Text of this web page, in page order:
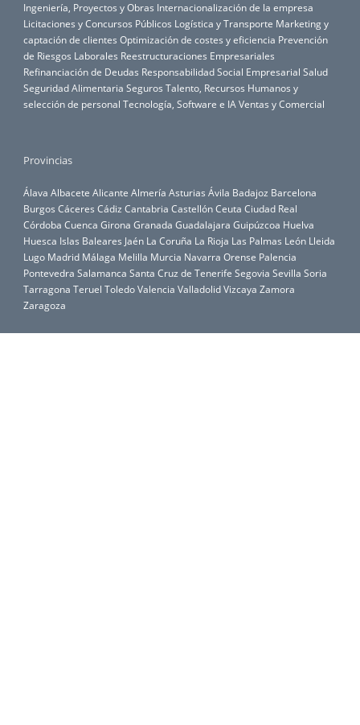
Ingeniería, Proyectos y Obras Internacionalización de la empresa
Licitaciones y Concursos Públicos Logística y Transporte Marketing y
captación de clientes Optimización de costes y eficiencia Prevención
de Riesgos Laborales Reestructuraciones Empresariales
Refinanciación de Deudas Responsabilidad Social Empresarial Salud
Seguridad Alimentaria Seguros Talento, Recursos Humanos y
selección de personal Tecnología, Software e IA Ventas y Comercial
Provincias
Álava Albacete Alicante Almería Asturias Ávila Badajoz Barcelona
Burgos Cáceres Cádiz Cantabria CastellónCeuta Ciudad Real
Córdoba Cuenca Girona Granada Guadalajara Guipúzcoa Huelva
Huesca Islas Baleares Jaén La Coruña La Rioja Las Palmas León Lleida
Lugo Madrid Málaga Melilla Murcia Navarra Orense Palencia
Pontevedra Salamanca Santa Cruz de Tenerife Segovia Sevilla Soria
Tarragona Teruel ToledoValencia ValladolidVizcaya Zamora
Zaragoza